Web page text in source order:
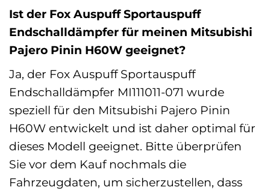
Ist der Fox Auspuff Sportauspuff
Endschalldämpfer für meinen Mitsubishi
Pajero Pinin H60W geeignet?
Ja, der Fox Auspuff Sportauspuff
Endschalldämpfer MI111011-071 wurde
speziell für den Mitsubishi Pajero Pinin
H60W entwickelt und ist daher optimal für
dieses Modell geeignet. Bitte überprüfen
Sie vor dem Kauf nochmals die
Fahrzeugdaten, um sicherzustellen, dass